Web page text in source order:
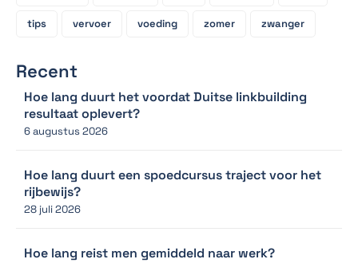
tips vervoer voeding zomer zwanger
Recent
Hoe lang duurt het voordat Duitse linkbuilding
resultaat oplevert?
6 augustus 2026
Hoe lang duurt een spoedcursus traject voor het
rijbewijs?
28 juli 2026
Hoe lang reist men gemiddeld naar werk?